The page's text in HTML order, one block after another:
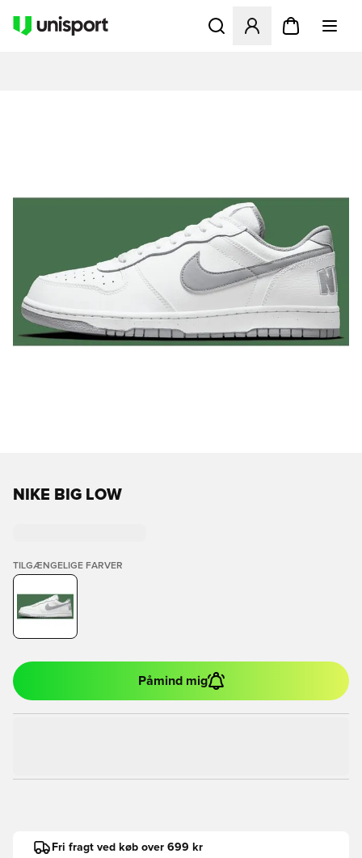
Åbner en Modal til at
NIKE BIG LOW
TILGÆNGELIGE FARVER
Påmind mig
Fri fragt ved køb over 699 kr